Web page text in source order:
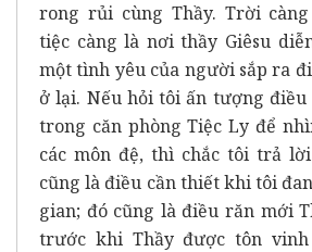
rong rủi cùng Thầy. Trời
tiệc càng là nơi thầy Giêsu
một tình yêu của người sắp ra
ở lại. Nếu hỏi tôi ấn tượng
trong căn phòng Tiệc Ly để
các môn đệ, thì chắc tôi trả
cũng là điều cần thiết khi tôi
gian; đó cũng là điều răn mới
trước khi Thầy được tôn